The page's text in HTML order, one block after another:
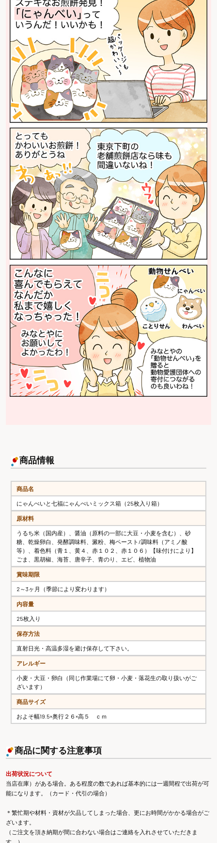
商品情報
商品名
にゃんべいと七福にゃんべいミックス箱（25枚入り箱）
原材料
うるち米（国内産）、醤油（原料の一部に大豆・小麦を含む）、砂
糖、乾燥卵白、発酵調味料、澱粉、梅ペースト/調味料（アミノ酸
等）、着色料（青１、黄４、赤１０２、赤１０６）【味付けにより】
ごま、黒胡椒、海苔、唐辛子、青のり、エビ、植物油
賞味期限
2～3ヶ月（季節により変わります）
内容量
25枚入り
保存方法
直射日光・高温多湿を避け保存して下さい。
アレルギー
小麦・大豆・卵白（同じ作業場にて卵・小麦・落花生の取り扱いがご
ざいます）
商品サイズ
およそ幅19.5×奥行２６×高５ ｃｍ
商品に関する注意事項
出荷状況について
当店在庫）がある場合。ある程度の数であれば基本的には一週間程で出荷が可
能になります。（カード・代引の場合）
＊繁忙期や材料・資材が欠品してしまった場合、更にお時間がかかる場合がご
ざいます。
（ご注文を頂き納期が間に合わない場合はご連絡を入れさせていただきま
す。）